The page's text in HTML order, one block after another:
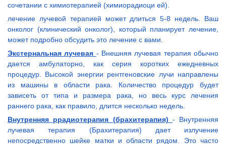
сочетании с химиотерапией (химиорадиоци ей).
лечение лучевой терапией может длиться 5-8 недель. Ваш
онколог (клинический онколог), который планирует лечение,
может подробно обсудить это лечение с вами.
Экстернальная лучевая - Внешняя лучевая терапия обычно
дается амбулаторно, как серия коротких ежедневных
процедур. Высокой энергии рентгеновские лучи направлены
из машины в области рака. Количество процедур будет
зависеть от типа и размера рака, но весь курс лечения
раннего рака, как правило, длится несколько недель.
Внутренняя ррадиотерапия (брахитерапия) - Внутренняя
лучевая терапия (Брахитерапия) дает излучение
непосредственно шейке матки и области рядом. Это часто